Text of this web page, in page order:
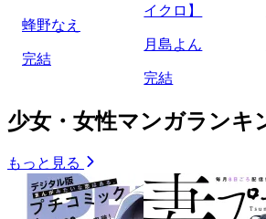
蜂野なえ
完結
イクロ】
月島よん
完結
少女・女性マンガランキ
もっと見る